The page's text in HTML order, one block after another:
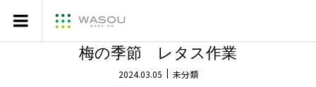
梅の季節 レタス作業
2024.03.05
未分類